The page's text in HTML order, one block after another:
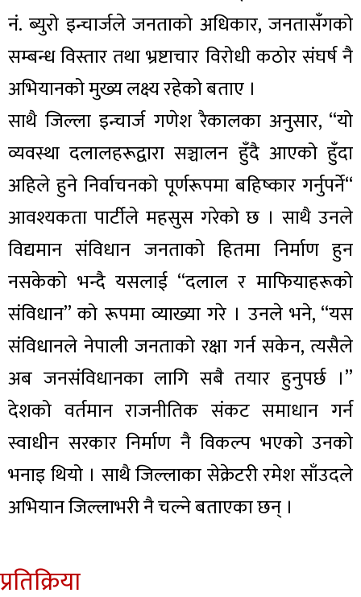
नं. ब्युरो इन्चार्जले जनताको अधिकार, जनतासँगको
सम्बन्ध विस्तार तथा भ्रष्टाचार विरोधी कठोर संघर्ष नै
अभियानको मुख्य लक्ष्य रहेको बताए ।
साथै जिल्ला इन्चार्ज गणेश रैकालका अनुसार, “यो
व्यवस्था दलालहरूद्वारा सञ्चालन हुँदै आएको हुँदा
अहिले हुने निर्वाचनको पूर्णरूपमा बहिष्कार गर्नुपर्ने“
आवश्यकता पार्टीले महसुस गरेको छ । साथै उनले
विद्यमान संविधान जनताको हितमा निर्माण हुन
नसकेको भन्दै यसलाई “दलाल र माफियाहरूको
संविधान” को रूपमा व्याख्या गरे । उनले भने, “यस
संविधानले नेपाली जनताको रक्षा गर्न सकेन, त्यसैले
अब जनसंविधानका लागि सबै तयार हुनुपर्छ ।”
देशको वर्तमान राजनीतिक संकट समाधान गर्न
स्वाधीन सरकार निर्माण नै विकल्प भएको उनको
भनाइ थियो । साथै जिल्लाका सेक्रेटरी रमेश साँउदले
अभियान जिल्लाभरी नै चल्ने बताएका छन् ।
प्रतिक्रिया